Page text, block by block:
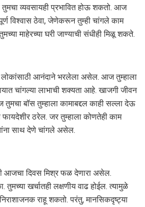
व्यवसायही प्रभावित होऊ शकतो. आज
विश्वास ठेवा, जेणेकरून तुम्ही चांगले काम
माहेरच्या घरी जाण्याची संधीही मिळू शकते.
लोकांसाठी आनंदाने भरलेला असेल. आज तुम्हाला
चांगल्या लाभाची शक्यता आहे. खाजगी जीवन
बॉस तुम्हाला कामाबद्दल काही सल्ला देऊ
ठरेल. जर तुम्हाला कोणतेही काम
साथ देणे चांगले असेल.
आजचा दिवस मिश्र फळ देणारा असेल.
खर्चातही लक्षणीय वाढ होईल. त्यामुळे
राहू शकतो. परंतु, मानसिकदृष्ट्या